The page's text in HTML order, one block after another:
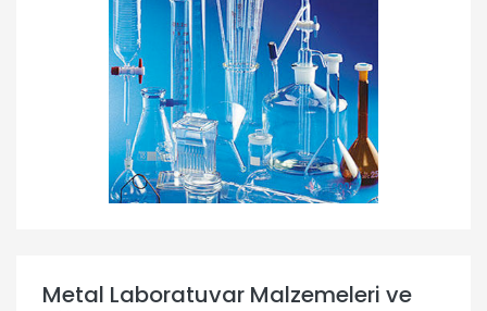
Metal Laboratuvar Malzemeleri ve